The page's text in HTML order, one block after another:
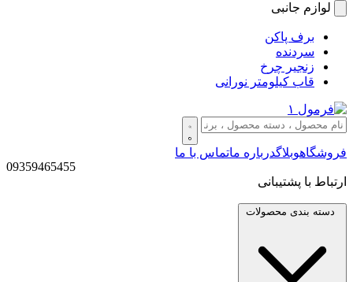
لوازم جانبی
برف پاکن
سردنده
زنجیر چرخ
قاب کیلومتر نورانی
فروشگاهوبلاگدرباره ماتماس با ما
09359465455
ارتباط با پشتیبانی
دسته بندی محصولات